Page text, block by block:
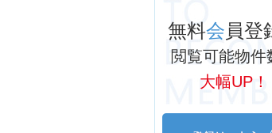
無料会員登
閲覧可能物件
大幅UP！